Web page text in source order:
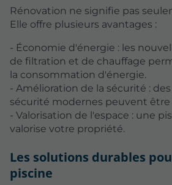
Rénovation ne signifie pas
Elle offre plusieurs avantages :
- Économie d'énergie : les
de filtration et de chauffage
la consommation d'énergie.
- Amélioration de la sécurité :
sécurité modernes peuvent être
- Valorisation de l'espace : une
valorise votre propriété.
Les solutions durables
piscine